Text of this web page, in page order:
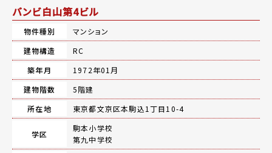
バンビ白山第4ビル
物件種別
マンション
建物構造
RC
築年月
1972年01月
建物階数
5階建
所在地
東京都文京区本駒込1丁目10-4
学区
駒本小学校
第九中学校